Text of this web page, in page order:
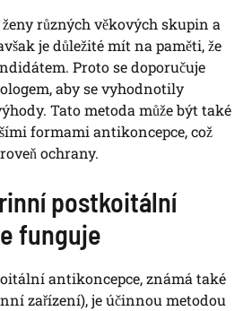
různých věkových skupin a
je důležité mít na paměti, že
Proto se doporučuje
aby se vyhodnotily
Tato metoda může být také
formami antikoncepce, což
ochrany.
postkoitální
funguje
antikoncepce, známá také
zařízení), je účinnou metodou